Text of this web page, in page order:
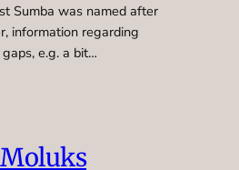
Sumba was named after
information regarding
e.g. a bit…